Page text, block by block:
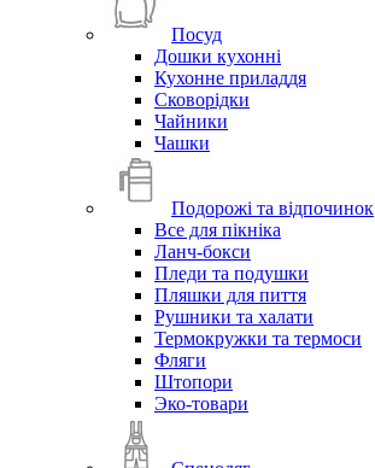
Посуд
Дошки кухонні
Кухонне приладдя
Сковорідки
Чайники
Чашки
Подорожі та відпочинок
Все для пікніка
Ланч-бокси
Пледи та подушки
Пляшки для пиття
Рушники та халати
Термокружки та термоси
Фляги
Штопори
Эко-товари